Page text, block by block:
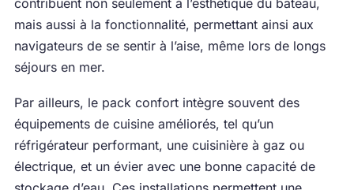
contribuent non seulement à l’esthétique du bateau,
mais aussi à la fonctionnalité, permettant ainsi aux
navigateurs de se sentir à l’aise, même lors de longs
séjours en mer.
Par ailleurs, le pack confort intègre souvent des
équipements de cuisine améliorés, tel qu’un
réfrigérateur performant, une cuisinière à gaz ou
électrique, et un évier avec une bonne capacité de